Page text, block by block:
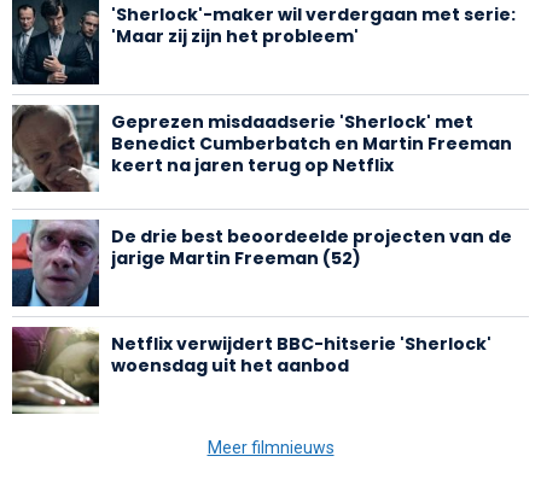
'Sherlock'-maker wil verdergaan met serie:
'Maar zij zijn het probleem'
Geprezen misdaadserie 'Sherlock' met
Benedict Cumberbatch en Martin Freeman
keert na jaren terug op Netflix
De drie best beoordeelde projecten van de
jarige Martin Freeman (52)
Netflix verwijdert BBC-hitserie 'Sherlock'
woensdag uit het aanbod
Meer filmnieuws